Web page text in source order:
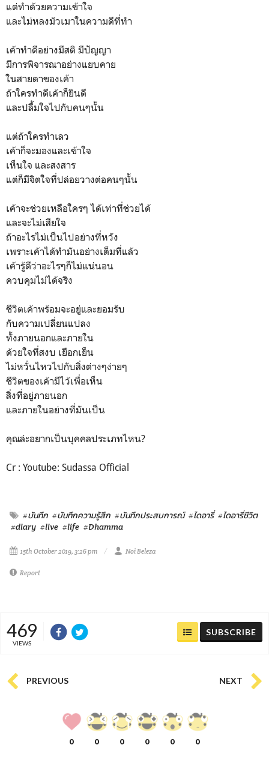
แต่ทำด้วยความเข้าใจ
และไม่หลงมัวเมาในความดีที่ทำ
เค้าทำดีอย่างมีสติ มีปัญญา
มีการพิจารณาอย่างแยบคาย
ในสายตาของเค้า
ถ้าใครทำดีเค้าก็ยินดี
และปลื้มใจไปกับคนๆนั้น
แต่ถ้าใครทำเลว
เค้าก็จะมองและเข้าใจ
เห็นใจ และสงสาร
แต่ก็มีจิตใจที่ปล่อยวางต่อคนๆนั้น
เค้าจะช่วยเหลือใครๆ ได้เท่าที่ช่วยได้
และจะไม่เสียใจ
ถ้าอะไรไม่เป็นไปอย่างที่หวัง
เพราะเค้าได้ทำมันอย่างเต็มที่แล้ว
เค้ารู้ดีว่าอะไรๆก็ไม่แน่นอน
ควบคุมไม่ได้จริง
ชีวิตเค้าพร้อมจะอยู่และยอมรับ
กับความเปลี่ยนแปลง
ทั้งภายนอกและภายใน
ด้วยใจที่สงบ เยือกเย็น
ไม่หวั่นไหวไปกับสิ่งต่างๆง่ายๆ
ชีวิตของเค้ามีไว้เพื่อเห็น
สิ่งที่อยู่ภายนอก
และภายในอย่างที่มันเป็น
คุณล่ะอยากเป็นบุคคลประเภทไหน?
Cr : Youtube: Sudassa Official
#บันทึก #บันทึกความรู้สึก #บันทึกประสบการณ์ #ไดอารี่ #ไดอารี่ชีวิต
#diary #live #life #Dhamma
15th October 2019, 3:26 pm Noi Beleza
Report
469
VIEWS
SUBSCRIBE
PREVIOUS NEXT
0 0 0 0 0 0